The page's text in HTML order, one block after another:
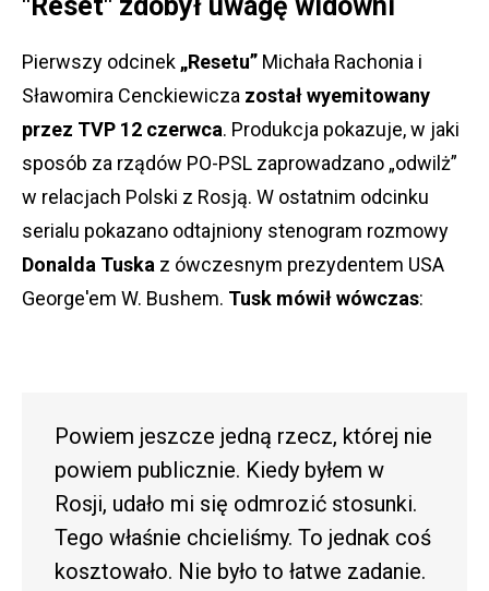
Pierwszy odcinek „Resetu” Michała Rachonia i
Sławomira Cenckiewicza został wyemitowany
przez TVP 12 czerwca. Produkcja pokazuje, w jaki
sposób za rządów PO-PSL zaprowadzano „odwilż”
w relacjach Polski z Rosją. W ostatnim odcinku
serialu pokazano odtajniony stenogram rozmowy
Donalda Tuska z ówczesnym prezydentem USA
George'em W. Bushem. Tusk mówił wówczas:
Powiem jeszcze jedną rzecz, której nie
powiem publicznie. Kiedy byłem w
Rosji, udało mi się odmrozić stosunki.
Tego właśnie chcieliśmy. To jednak coś
kosztowało. Nie było to łatwe zadanie.